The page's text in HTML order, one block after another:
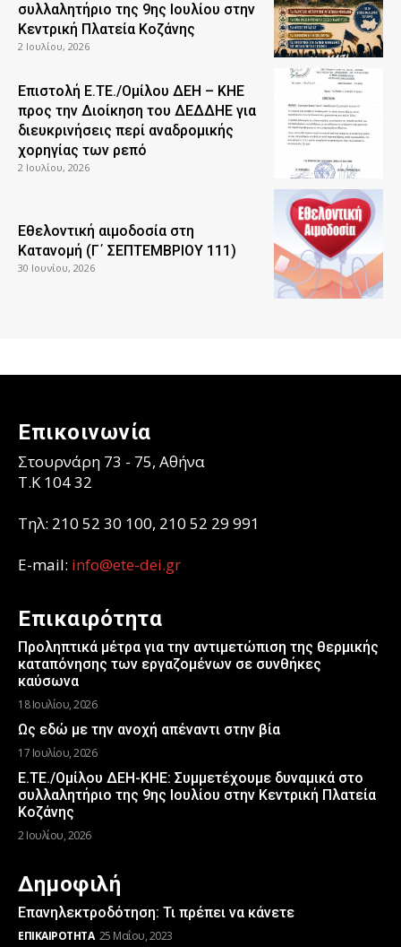
συλλαλητήριο της 9ης Ιουλίου στην
Κεντρική Πλατεία Κοζάνης
2 Ιουλίου, 2026
Επιστολή Ε.ΤΕ./Ομίλου ΔΕΗ – ΚΗΕ
προς την Διοίκηση του ΔΕΔΔΗΕ για
διευκρινήσεις περί αναδρομικής
χορηγίας των ρεπό
2 Ιουλίου, 2026
Εθελοντική αιμοδοσία στη
Κατανομή (Γ΄ ΣΕΠΤΕΜΒΡΙΟΥ 111)
30 Ιουνίου, 2026
Επικοινωνία
Στουρνάρη 73 - 75, Αθήνα
T.K 104 32
Τηλ: 210 52 30 100, 210 52 29 991
E-mail: info@ete-dei.gr
Επικαιρότητα
Προληπτικά μέτρα για την αντιμετώπιση της θερμικής
καταπόνησης των εργαζομένων σε συνθήκες
καύσωνα
18 Ιουλίου, 2026
Ως εδώ με την ανοχή απέναντι στην βία
17 Ιουλίου, 2026
Ε.ΤΕ./Ομίλου ΔΕΗ-ΚΗΕ: Συμμετέχουμε δυναμικά στο
συλλαλητήριο της 9ης Ιουλίου στην Κεντρική Πλατεία
Κοζάνης
2 Ιουλίου, 2026
Δημοφιλή
Επανηλεκτροδότηση: Τι πρέπει να κάνετε
ΕΠΙΚΑΙΡΌΤΗΤΑ 25 Μαΐου, 2023